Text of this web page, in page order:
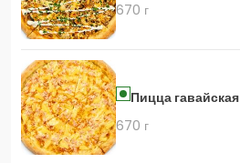
670 г
Пицца гавайская
670 г